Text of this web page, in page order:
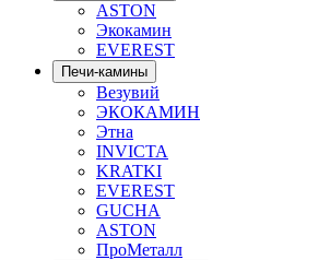
ASTON
Экокамин
EVEREST
Печи-камины
Везувий
ЭКОКАМИН
Этна
INVICTA
KRATKI
EVEREST
GUCHA
ASTON
ПроМеталл